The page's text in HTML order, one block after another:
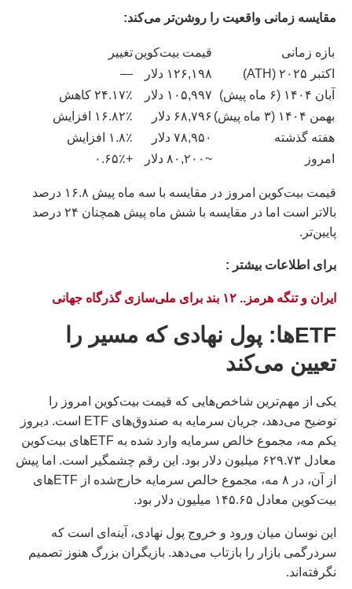
مقایسه زمانی واقعیت را روشن‌تر می‌کند:
بازه زمانی قیمت بیت‌کوینتغییر
اکتبر ۲۰۲۵ (ATH)
۱۲۶,۱۹۸ دلار
—
آبان ۱۴۰۴ (۶ ماه پیش)
۱۰۵,۹۹۷ دلار
۲۴.۱۷٪ کاهش
بهمن ۱۴۰۴ (۳ ماه پیش)
۶۸,۷۹۶ دلار
۱۶.۸۲٪ افزایش
هفته گذشته
۷۸,۹۵۰ دلار
۱.۸٪ افزایش
امروز
~۸۰,۲۰۰ دلار +۰.۶۵٪
قیمت بیت‌کوین امروز در مقایسه با سه ماه پیش ۱۶.۸ درصد
بالاتر است اما در مقایسه با شش ماه پیش همچنان ۲۴ درصد
پایین‌تر.
براى اطلاعات بيشتر :
ایران و تنگه هرمز.. ۱۲ بند برای ملی‌سازی گذرگاه جهانی
ETF‌ها: پول نهادی که مسیر را
تعیین می‌کند
یکی از مهم‌ترین شاخص‌هایی که قیمت بیت‌کوین امروز را
توضیح می‌دهد، جریان سرمایه به صندوق‌های ETF است. دیروز
یکم مه، مجموع خالص سرمایه وارد شده به ETF‌های بیت‌کوین
معادل ۶۲۹.۷۳ میلیون دلار بود. این رقم چشمگیر است. اما پیش
از آن، در ۸ مه، مجموع خالص سرمایه خارج‌شده از ETF‌های
بیت‌کوین معادل ۱۴۵.۶۵ میلیون دلار بود.
این نوسان میان ورود و خروج پول نهادی، آینه‌ای است که
سردرگمی بازار را بازتاب می‌دهد. بازیگران بزرگ هنوز تصمیم
نگرفته‌اند.